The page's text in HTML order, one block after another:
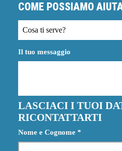
COME POSSIAMO
Cosa ti serve?
Il tuo messaggio
LASCIACI I TUOI
RICONTATTARTI
Nome e Cognome *